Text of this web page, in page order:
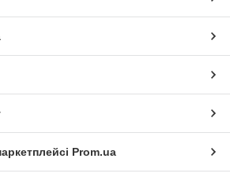
Prom.ua